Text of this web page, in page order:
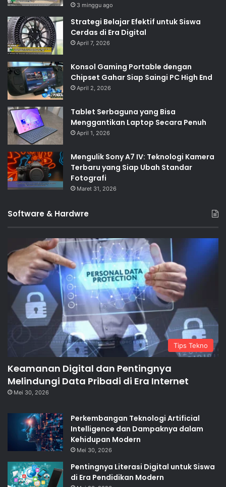
3 minggu ago
Strategi Belajar Efektif untuk Siswa
Cerdas di Era Digital
April 7, 2026
Konsol Gaming Portable dengan
Chipset Gahar Siap Saingi PC High End
April 2, 2026
Tablet Serbaguna yang Bisa
Menggantikan Laptop Secara Penuh
April 1, 2026
Mengulik Sony A7 IV: Teknologi Kamera
Terbaru yang Siap Ubah Standar
Fotografi
Maret 31, 2026
Software & Hardwre
Tips Tekno
Keamanan Digital dan Pentingnya
Melindungi Data Pribadi di Era Internet
Mei 30, 2026
Perkembangan Teknologi Artificial
Intelligence dan Dampaknya dalam
Kehidupan Modern
Mei 30, 2026
Pentingnya Literasi Digital untuk Siswa
di Era Pendidikan Modern